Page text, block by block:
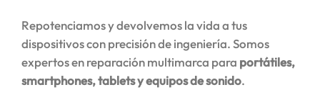
Repotenciamos y devolvemos la vida a tus
dispositivos con precisión de ingeniería. Somos
expertos en reparación multimarca para portátiles,
smartphones, tablets y equipos de sonido.